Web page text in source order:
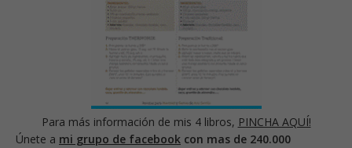
Para más información de mis 4 libros, PINCHA AQUÍ!
Únete a mi grupo de facebook con mas de 240.000